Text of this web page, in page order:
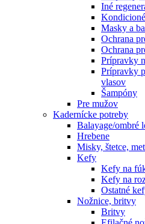
Iné
Masky a
Ochrana
Ochrana
Prípravky
Prípravky
vlasov
Šampóny
Pre mužov
Kadernícke potreby
Balayage/ombré
Hrebene
Misky, štetce,
Kefy
Kefy na
Kefy na
Ostatné
Nožnice, britvy
Britvy